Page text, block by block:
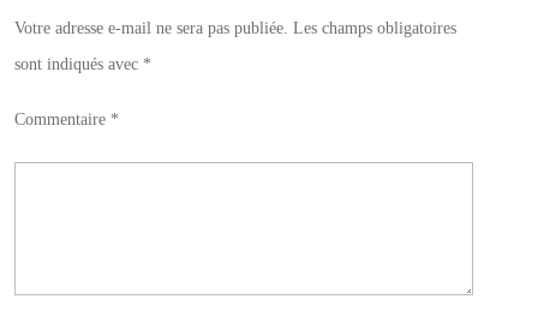
Votre adresse e-mail ne sera pas publiée. Les champs obligatoires
sont indiqués avec *
Commentaire *